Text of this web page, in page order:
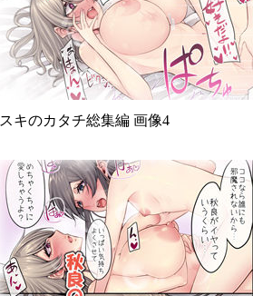
スキのカタチ総集編 画像4